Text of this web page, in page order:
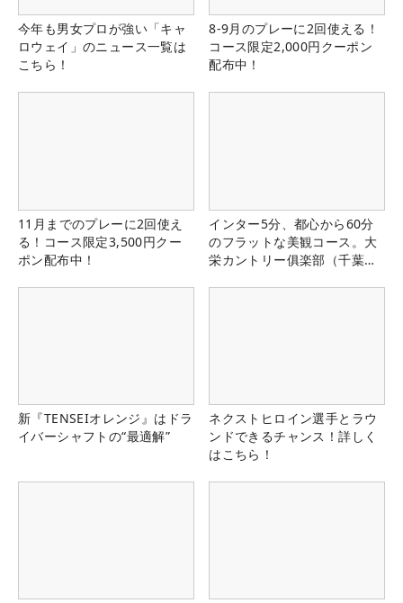
今年も男女プロが強い「キャ
ロウェイ」のニュース一覧は
こちら！
8-9月のプレーに2回使える！
コース限定2,000円クーポン
配布中！
11月までのプレーに2回使え
る！コース限定3,500円クー
ポン配布中！
インター5分、都心から60分
のフラットな美観コース。大
栄カントリー俱楽部（千葉
新『TENSEIオレンジ』はドラ
イバーシャフトの“最適解”
ネクストヒロイン選手とラウ
ンドできるチャンス！詳しく
はこちら！